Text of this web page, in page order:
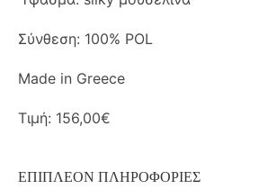
Σύνθεση: 100% POL
Made in Greece
Τιμή: 156,00€
ΕΠΙΠΛΈΟΝ ΠΛΗΡΟΦΟΡΊΕΣ